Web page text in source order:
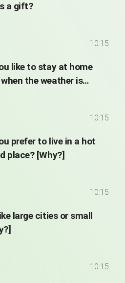
a gift?
10:15
like to stay at home
the weather is
10:15
prefer to live in a hot
place? [Why?]
10:15
large cities or small
10:15